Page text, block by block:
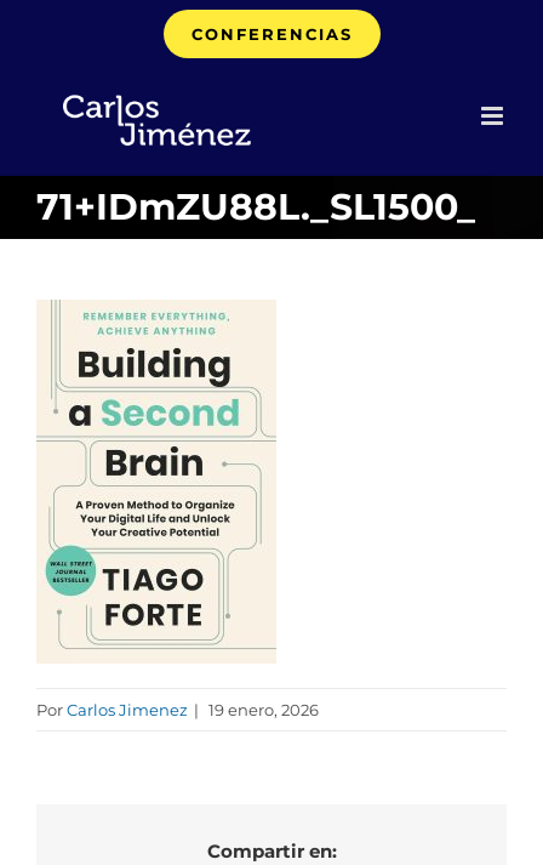
CONFERENCIAS
71+IDmZU88L._SL1500_
PorCarlos Jimenez | 19 enero, 2026
Compartir en: